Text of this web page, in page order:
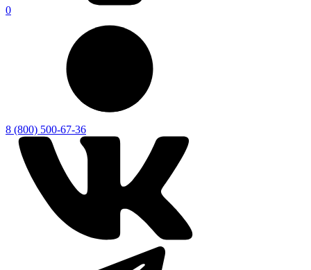
0
8 (800) 500-67-36